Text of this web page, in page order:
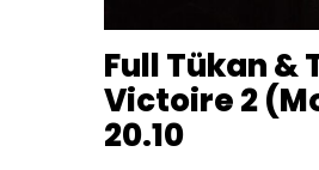
Full Tükan &
Victoire 2
20.10